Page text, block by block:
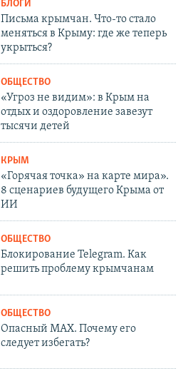
БЛОГИ
Письма крымчан. Что-то стало
меняться в Крыму: где же теперь
укрыться?
ОБЩЕСТВО
«Угроз не видим»: в Крым на
отдых и оздоровление завезут
тысячи детей
КРЫМ
«Горячая точка» на карте мира».
8 сценариев будущего Крыма от
ИИ
ОБЩЕСТВО
Блокирование Telegram. Как
решить проблему крымчанам
ОБЩЕСТВО
Опасный MAX. Почему его
следует избегать?